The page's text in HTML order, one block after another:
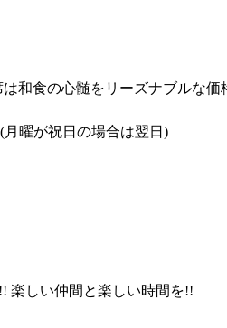
和食の心髄をリーズナブルな価
が祝日の場合は翌日)
楽しい仲間と楽しい時間を!!